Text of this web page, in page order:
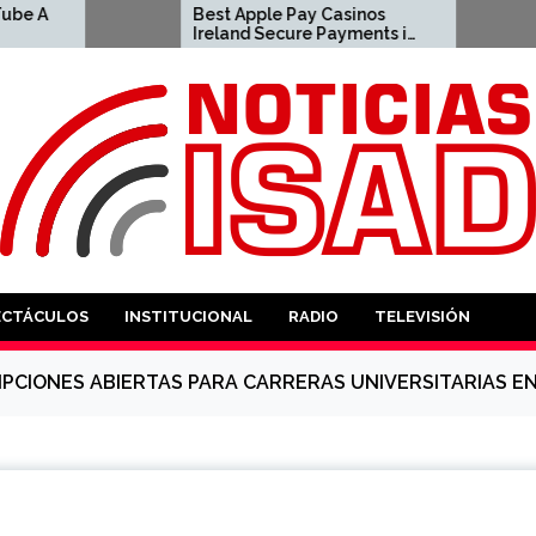
Best Apple Pay Casinos
Ireland Secure Payments in
2026 2023-04-23 apple pay
المملكة
INSTITUCIONAL RADIO TELEVISIÓN
ABIERTAS PARA CARRERAS UNIVERSITARIAS